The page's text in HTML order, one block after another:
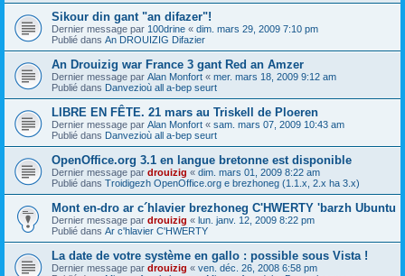
Sikour din gant "an difazer"!
Dernier message par 100drine « dim. mars 29, 2009 7:10 pm
Publié dans An DROUIZIG Difazier
An Drouizig war France 3 gant Red an Amzer
Dernier message par Alan Monfort « mer. mars 18, 2009 9:12 am
Publié dans Danvezioù all a-bep seurt
LIBRE EN FÊTE. 21 mars au Triskell de Ploeren
Dernier message par Alan Monfort « sam. mars 07, 2009 10:43 am
Publié dans Danvezioù all a-bep seurt
OpenOffice.org 3.1 en langue bretonne est disponible
Dernier message par drouizig « dim. mars 01, 2009 8:22 am
Publié dans Troidigezh OpenOffice.org e brezhoneg (1.1.x, 2.x ha 3.x)
Mont en-dro ar c´hlavier brezhoneg C'HWERTY 'barzh Ubuntu
Dernier message par drouizig « lun. janv. 12, 2009 8:22 pm
Publié dans Ar c'hlavier C'HWERTY
La date de votre système en gallo : possible sous Vista !
Dernier message par drouizig « ven. déc. 26, 2008 6:58 pm